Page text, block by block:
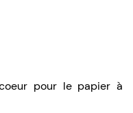
pour le papier à